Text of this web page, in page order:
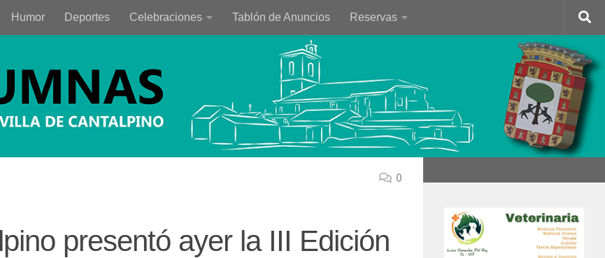
Humor Deportes Celebraciones Tablón de Anuncios Reservas
0
presentó ayer la III Edición